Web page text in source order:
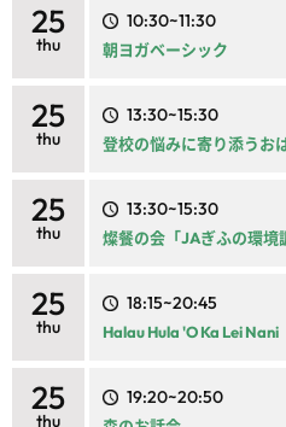
25
thu
10:30~11:30
朝ヨガベーシック
25
thu
13:30~15:30
登校の悩みに寄り添うお
25
thu
13:30~15:30
燦餐の会「JAぎふの環境
25
thu
18:15~20:45
Halau Hula 'O Ka Lei Nani
25
thu
19:20~20:50